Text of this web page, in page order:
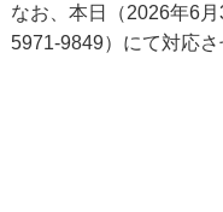
なお、本日（2026年6
5971-9849）にて対応さ